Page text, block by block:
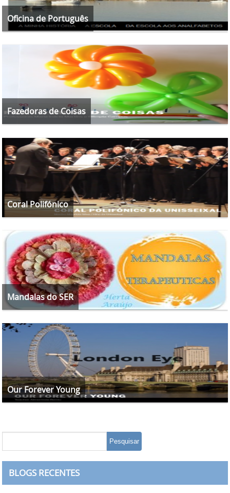
Oficina de Português
Fazedoras de Coisas
Coral Polifónico
Mandalas do SER
Our Forever Young
BLOGS RECENTES